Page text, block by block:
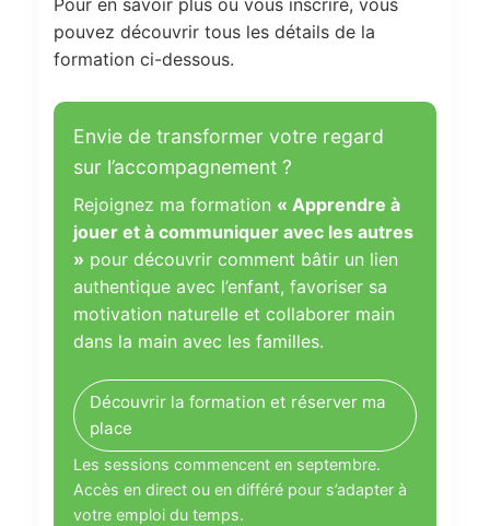
Pour en savoir plus ou vous inscrire, vous
pouvez découvrir tous les détails de la
formation ci-dessous.
Envie de transformer votre regard
sur l’accompagnement ?
Rejoignez ma formation « Apprendre à
jouer et à communiquer avec les autres
» pour découvrir comment bâtir un lien
authentique avec l’enfant, favoriser sa
motivation naturelle et collaborer main
dans la main avec les familles.
Découvrir la formation et réserver ma
place
Les sessions commencent en septembre.
Accès en direct ou en différé pour s’adapter à
votre emploi du temps.